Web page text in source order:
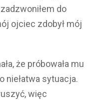
do
ojciec zdobył mój
że próbowała mu
niełatwa sytuacja.
więc